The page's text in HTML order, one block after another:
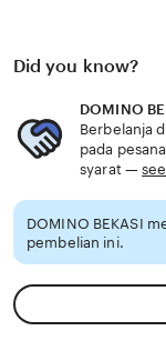
Did you know?
DOMINO
Berbelanja
pada
syarat —
DOMINO BEKASI
pembelian ini.